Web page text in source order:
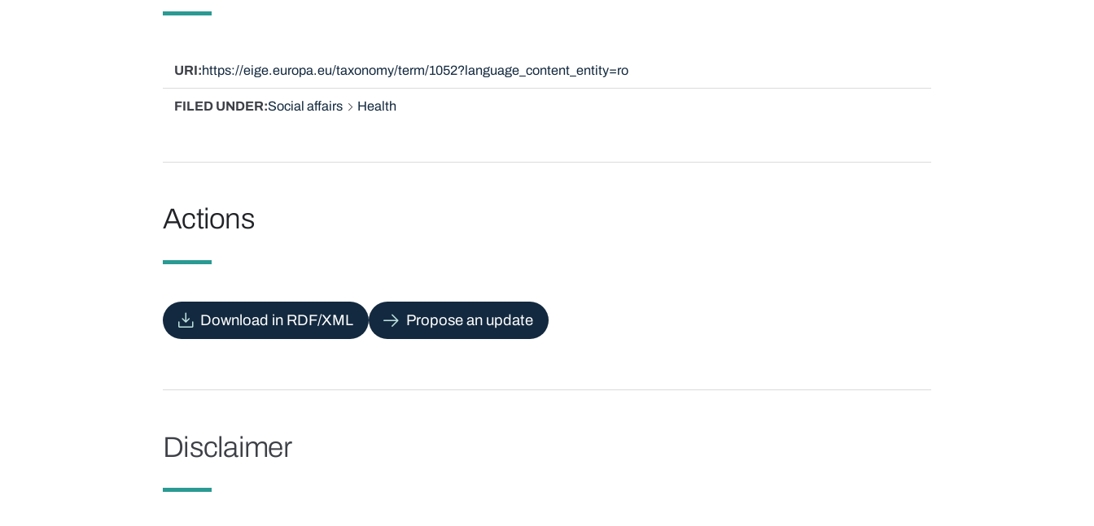
URI https://eige.europa.eu/taxonomy/term/1052?language_content_entity=ro
FILED UNDER Social affairs Health
Actions
Download in RDF/XML Propose an update
Disclaimer